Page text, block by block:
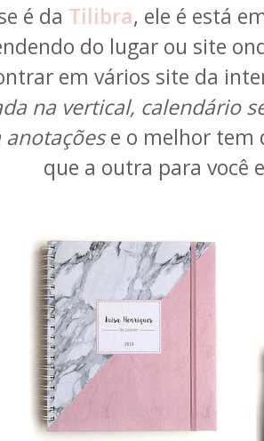
é da Tilibra, ele é está
do lugar ou site
em vários site da
na vertical, calendário
anotaçõese o melhor tem
que a outra para você